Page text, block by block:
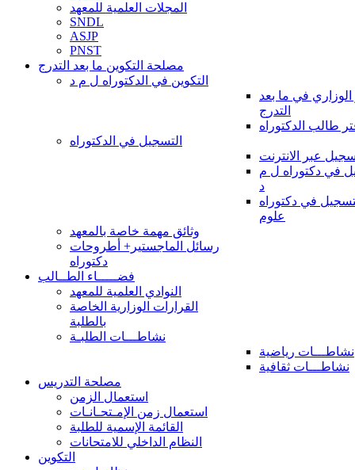
المجلات العلمية للمعهد
SNDL
ASJP
PNST
مصلحة التكوين ما بعد التدرج
التكوين في الدكتوراه ل م د
الوزاري في ما بعد
التدرج
طالب الدكتوراه
التسجيل في الدكتوراه
عبر الانترنت
في دكتوراه ل م
د
في دكتوراه
علوم
وثائق مهمة خاصة بالمعهد
رسائل الماجستير+ أطروحات
دكتوراه
فضـــــاء الطــالب
النوادي العلمية للمعهد
القرارات الوزارية الخاصة
بالطلبة
نشاطـــات الطلبـة
نشاطـــات رياضية
نشاطـــات ثقافية
مصلحة التدريس
استعمال الزمن
استعمال زمن الإمـتحـانـات
القائمة الإسمية للطلبة
النظام الداخلي للامتحانات
التكوين